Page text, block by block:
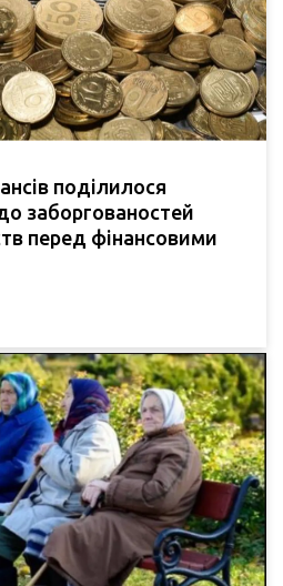
поділилося
заборгованостей
перед фінансовими